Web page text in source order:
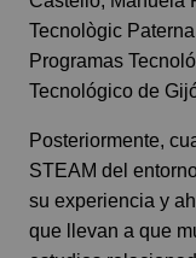
Tecnològic
Programas
Tecnológico de
Posteriormente,
STEAM del
su experiencia y
que llevan a que